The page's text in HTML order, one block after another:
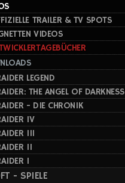
TRAILER & TV SPOTS
VIDEOS
LEGEND
THE ANGEL OF DARKNESS
- DIE CHRONIK
IV
III
II
I
- SPIELE